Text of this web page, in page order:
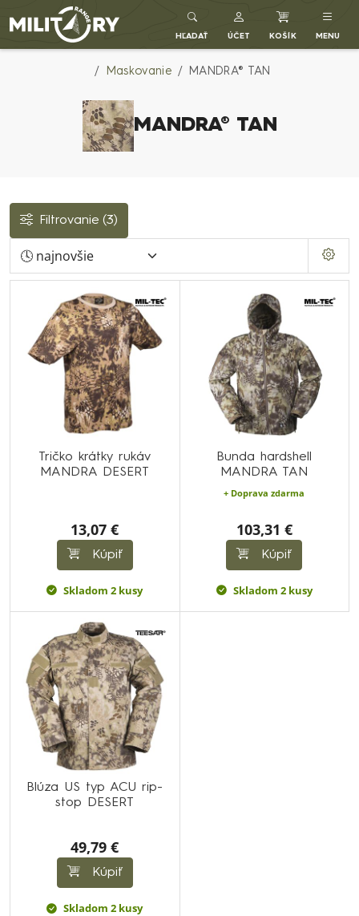
Army shop MILITARY RANGE SK
HĽADAŤ ÚČET KOŠÍK MENU
Maskovanie MANDRA® TAN
MANDRA® TAN
Filtrovanie (3)
Tričko krátky rukáv
MANDRA DESERT
13,07 €
Kúpiť
Skladom 2 kusy
Bunda hardshell
MANDRA TAN
+ Doprava zdarma
103,31 €
Kúpiť
Skladom 2 kusy
Blúza US typ ACU rip-
stop DESERT
49,79 €
Kúpiť
Skladom 2 kusy